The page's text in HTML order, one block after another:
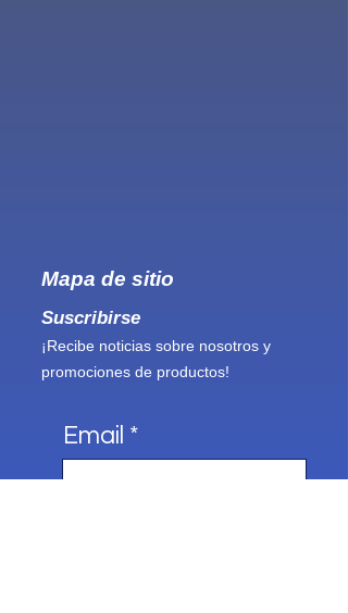
Mapa de sitio
Suscribirse
¡Recibe noticias sobre nosotros y
promociones de productos!
Email